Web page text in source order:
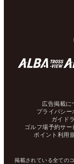
広告掲載に
プライバシー
ガイド
ゴルフ場予約サー
ポイント利用
掲載されている全ての